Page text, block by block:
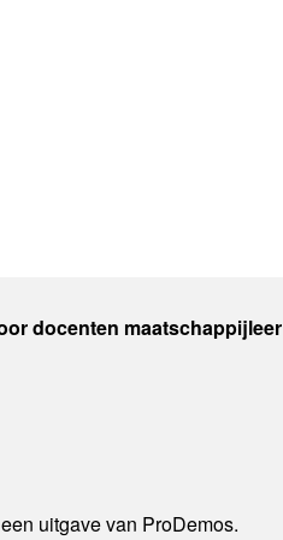
docenten maatschappijleer
uitgave van ProDemos.